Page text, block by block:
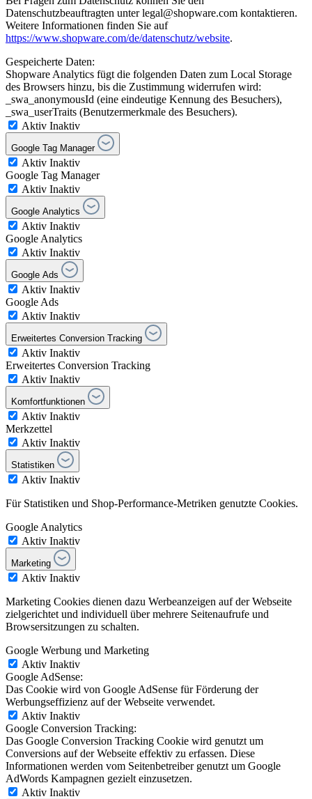
Datenschutzbeauftragten unter legal@shopware.com kontaktieren.
Weitere Informationen finden Sie auf
https://www.shopware.com/de/datenschutz/website.
Gespeicherte Daten:
Shopware Analytics fügt die folgenden Daten zum Local Storage
des Browsers hinzu, bis die Zustimmung widerrufen wird:
_swa_anonymousId (eine eindeutige Kennung des Besuchers),
_swa_userTraits (Benutzermerkmale des Besuchers).
Aktiv Inaktiv
Google Tag Manager
Aktiv Inaktiv
Google Tag Manager
Aktiv Inaktiv
Google Analytics
Aktiv Inaktiv
Google Analytics
Aktiv Inaktiv
Google Ads
Aktiv Inaktiv
Google Ads
Aktiv Inaktiv
Erweitertes Conversion Tracking
Aktiv Inaktiv
Erweitertes Conversion Tracking
Aktiv Inaktiv
Komfortfunktionen
Aktiv Inaktiv
Merkzettel
Aktiv Inaktiv
Statistiken
Aktiv Inaktiv
Für Statistiken und Shop-Performance-Metriken genutzte Cookies.
Google Analytics
Aktiv Inaktiv
Marketing
Aktiv Inaktiv
Marketing Cookies dienen dazu Werbeanzeigen auf der Webseite
zielgerichtet und individuell über mehrere Seitenaufrufe und
Browsersitzungen zu schalten.
Google Werbung und Marketing
Aktiv Inaktiv
Google AdSense:
Das Cookie wird von Google AdSense für Förderung der
Werbungseffizienz auf der Webseite verwendet.
Aktiv Inaktiv
Google Conversion Tracking:
Das Google Conversion Tracking Cookie wird genutzt um
Conversions auf der Webseite effektiv zu erfassen. Diese
Informationen werden vom Seitenbetreiber genutzt um Google
AdWords Kampagnen gezielt einzusetzen.
Aktiv Inaktiv